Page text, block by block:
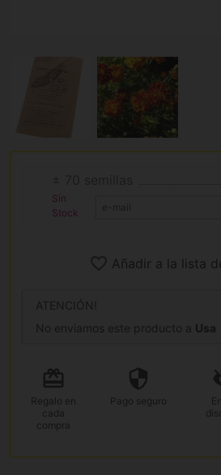
Sin
Stock
Añadir a la lista
ATENCIÓN!
No enviamos este producto a Usa
Regalo en
cada
compra
Pago seguro